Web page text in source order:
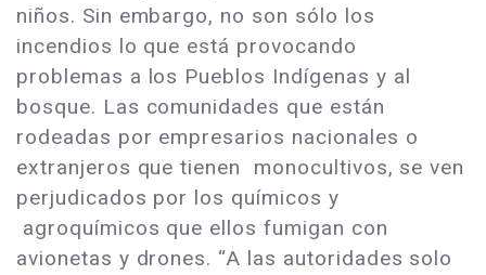
niños. Sin embargo, no son sólo los
incendios lo que está provocando
problemas a los Pueblos Indígenas y al
bosque. Las comunidades que están
rodeadas por empresarios nacionales o
extranjeros que tienen monocultivos, se ven
perjudicados por los químicos y
agroquímicos que ellos fumigan con
avionetas y drones. “A las autoridades solo